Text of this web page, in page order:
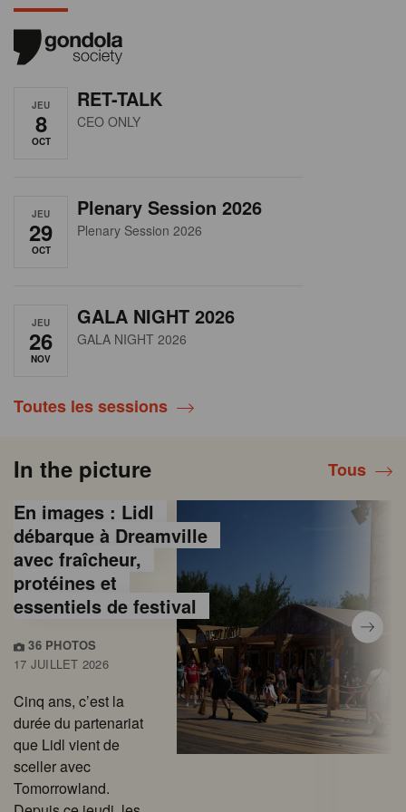
JEU
8
OCT
RET-TALK
CEO ONLY
JEU
29
OCT
Plenary Session 2026
Plenary Session 2026
JEU
26
NOV
GALA NIGHT 2026
GALA NIGHT 2026
Toutes les sessions
In the picture Tous
En images : Lidl
débarque à Dreamville
avec fraîcheur,
protéines et
essentiels de festival
36 PHOTOS
17 JUILLET 2026
Cinq ans, c’est la
durée du partenariat
que Lidl vient de
sceller avec
Tomorrowland.